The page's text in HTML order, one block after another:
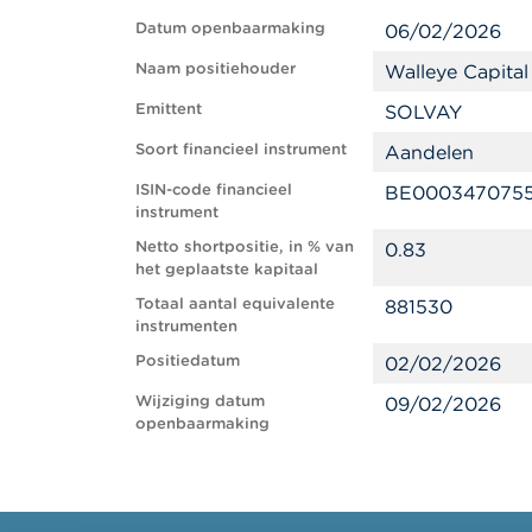
Datum openbaarmaking 06/02/2026
Naam positiehouder Walleye Capital
Emittent SOLVAY
Soort financieel instrument Aandelen
ISIN-code financieel
instrument
Netto shortpositie, in % van
het geplaatste kapitaal
0.83
Totaal aantal equivalente
instrumenten
881530
Positiedatum 02/02/2026
Wijziging datum
openbaarmaking
09/02/2026